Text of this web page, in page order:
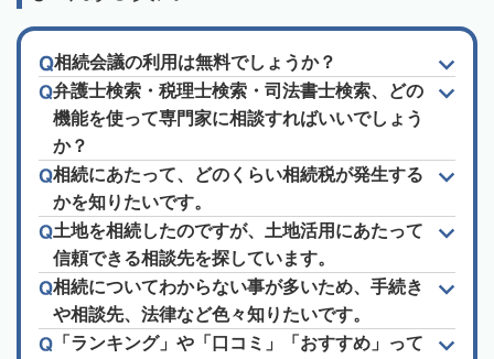
相続会議の利用は無料でしょうか？
弁護士検索・税理士検索・司法書士検索、どの
機能を使って専門家に相談すればいいでしょう
か？
相続にあたって、どのくらい相続税が発生する
かを知りたいです。
土地を相続したのですが、土地活用にあたって
信頼できる相談先を探しています。
相続についてわからない事が多いため、手続き
や相談先、法律など色々知りたいです。
「ランキング」や「口コミ」「おすすめ」って